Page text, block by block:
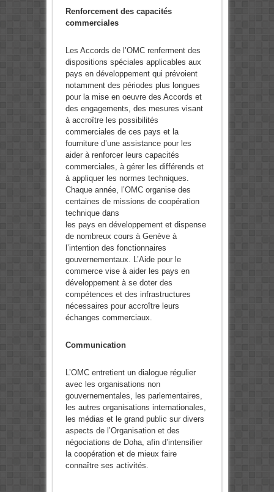
Renforcement des capacités
commerciales
Les Accords de l’OMC renferment des
dispositions spéciales applicables aux
pays en développement qui prévoient
notamment des périodes plus longues
pour la mise en oeuvre des Accords et
des engagements, des mesures visant
à accroître les possibilités
commerciales de ces pays et la
fourniture d’une assistance pour les
aider à renforcer leurs capacités
commerciales, à gérer les différends et
à appliquer les normes techniques.
Chaque année, l’OMC organise des
centaines de missions de coopération
technique dans
les pays en développement et dispense
de nombreux cours à Genève à
l’intention des fonctionnaires
gouvernementaux. L’Aide pour le
commerce vise à aider les pays en
développement à se doter des
compétences et des infrastructures
nécessaires pour accroître leurs
échanges commerciaux.
Communication
L’OMC entretient un dialogue régulier
avec les organisations non
gouvernementales, les parlementaires,
les autres organisations internationales,
les médias et le grand public sur divers
aspects de l’Organisation et des
négociations de Doha, afin d’intensifier
la coopération et de mieux faire
connaître ses activités.